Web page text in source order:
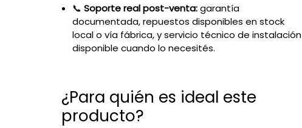
📞 Soporte real post-venta:garantía
documentada, repuestos disponibles en stock
local o vía fábrica, y servicio técnico de instalación
disponible cuando lo necesités.
¿Para quién es ideal este
producto?